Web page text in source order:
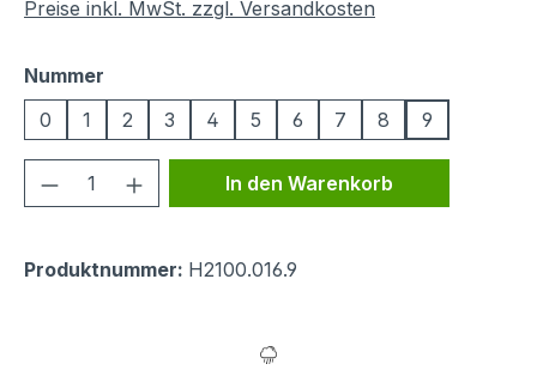
Preise inkl. MwSt. zzgl. Versandkosten
Nummer
0
1 2 3 4 5 6 7 8 9
Produkt Anzahl: Gib den
In den Warenkorb
Produktnummer: H2100.016.9